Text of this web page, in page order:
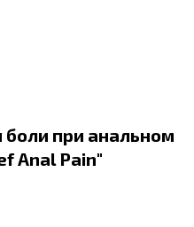
боли при анальном
Anal Pain"